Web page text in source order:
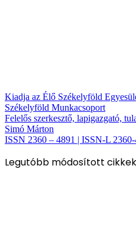
Kiadja az Élő Székelyföld
Székelyföld Munkacsoport
Felelős szerkesztő, lapigazgató,
Simó Márton
ISSN 2360 – 4891 | ISSN-L 2360-
Legutóbb módosított cikkek